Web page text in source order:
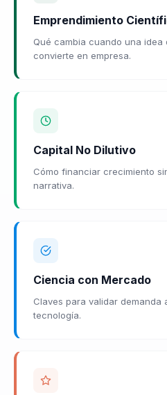
Emprendimiento
Qué cambia cuando una idea
convierte en empresa.
Capital No Dilutivo
Cómo financiar crecimiento
narrativa.
Ciencia con Mercado
Claves para validar demanda
tecnología.